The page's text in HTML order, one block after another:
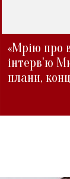
«Мрію про
інтерв'ю
плани,